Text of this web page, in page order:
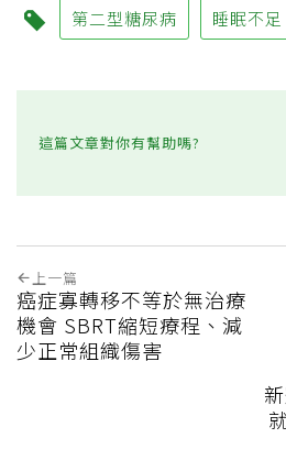
第二型糖尿病 睡眠不足
這篇文章對你有幫助嗎?
上一篇
癌症寡轉移不等於無治療
機會 SBRT縮短療程、減
少正常組織傷害